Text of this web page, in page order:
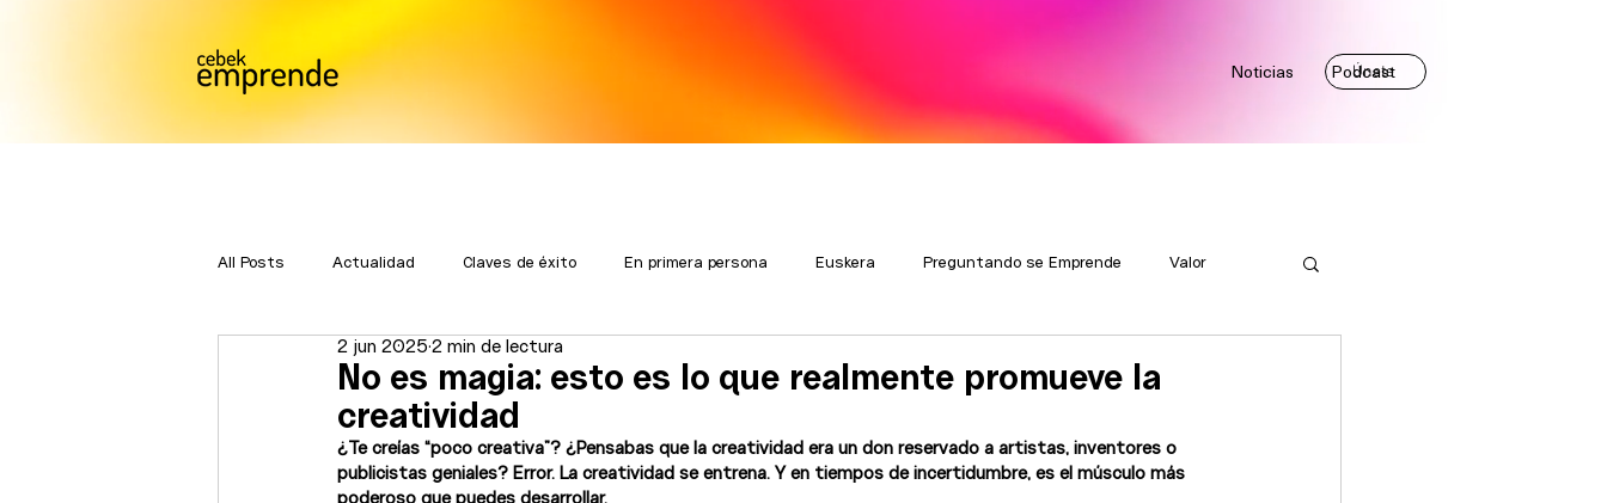
Únete
Noticias Podcast
All Posts Actualidad Claves de éxito En primera persona Euskera Preguntando se Emprende Valor
No es magia: esto es lo que realmente promueve la
creatividad
2 jun 2025 2 min de lectura
¿Te creías “poco creativa”? ¿Pensabas que la creatividad era un don reservado a artistas, inventores o
publicistas geniales? Error. La creatividad se entrena. Y en tiempos de incertidumbre, es el músculo más
poderoso que puedes desarrollar.